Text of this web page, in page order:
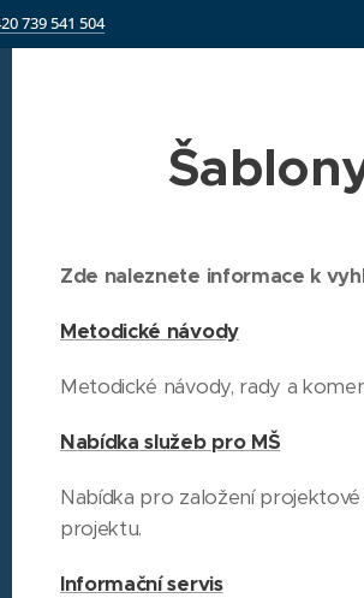
739 541 504
Zde naleznete informace k
Metodické návody
Metodické návody, rady a
Nabídka služeb pro MŠ
Nabídka pro založení
projektu.
Informační servis